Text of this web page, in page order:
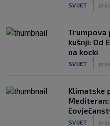
SVIJET
Trumpova
kušnji: Od
na kocki
SVIJET
Klimatske
SVIJET